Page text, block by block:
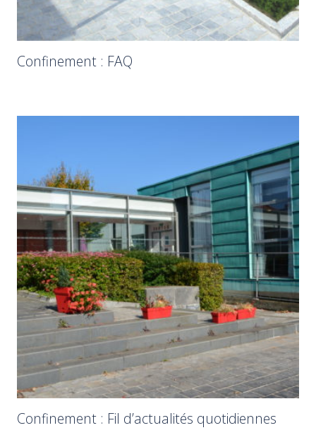
Confinement : FAQ
Confinement : Fil d’actualités quotidiennes